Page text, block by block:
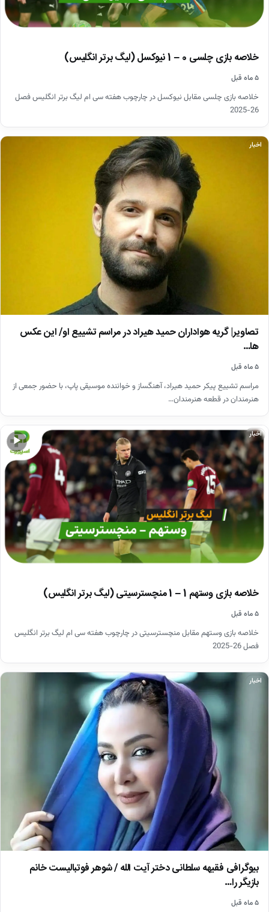
خلاصه بازی چلسی 0 – 1 نیوکسل (لیگ برتر انگلیس)
۵ ماه قبل
خلاصه بازی چلسی مقابل نیوکسل در چارچوب هفته سی ام لیگ برتر انگلیس فصل
26-2025
اخبار
تصاویر| گریه هواداران حمید هیراد در مراسم تشییع او/ این عکس
ها…
۵ ماه قبل
مراسم تشییع پیکر حمید هیراد، آهنگساز و خواننده موسیقی پاپ، با حضور جمعی از
هنرمندان در قطعه هنرمندان…
▶
اخبار
خلاصه بازی وستهم 1 – 1 منچسترسیتی (لیگ برتر انگلیس)
۵ ماه قبل
خلاصه بازی وستهم مقابل منچسترسیتی در چارچوب هفته سی ام لیگ برتر انگلیس
فصل 26-2025
اخبار
بیوگرافی فقیهه سلطانی دختر آیت الله / شوهر فوتبالیست خانم
بازیگر را…
۵ ماه قبل